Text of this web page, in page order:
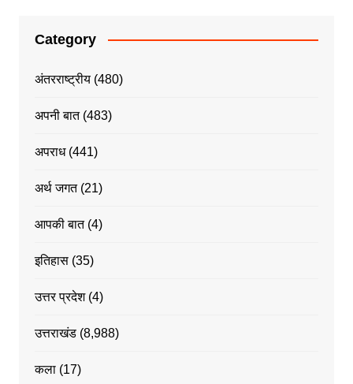
Category
अंतरराष्ट्रीय(480)
अपनी बात(483)
अपराध(441)
अर्थ जगत(21)
आपकी बात(4)
इतिहास(35)
उत्तर प्रदेश(4)
उत्तराखंड(8,988)
कला(17)